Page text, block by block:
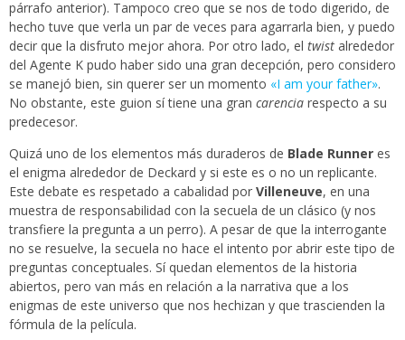
párrafo anterior). Tampoco creo que se nos de todo digerido, de
hecho tuve que verla un par de veces para agarrarla bien, y puedo
decir que la disfruto mejor ahora. Por otro lado, el twist alrededor
del Agente K pudo haber sido una gran decepción, pero considero
se manejó bien, sin querer ser un momento «I am your father».
No obstante, este guion sí tiene una gran carencia respecto a su
predecesor.
Quizá uno de los elementos más duraderos de Blade Runner es
el enigma alrededor de Deckard y si este es o no un replicante.
Este debate es respetado a cabalidad por Villeneuve, en una
muestra de responsabilidad con la secuela de un clásico (y nos
transfiere la pregunta a un perro). A pesar de que la interrogante
no se resuelve, la secuela no hace el intento por abrir este tipo de
preguntas conceptuales. Sí quedan elementos de la historia
abiertos, pero van más en relación a la narrativa que a los
enigmas de este universo que nos hechizan y que trascienden la
fórmula de la película.